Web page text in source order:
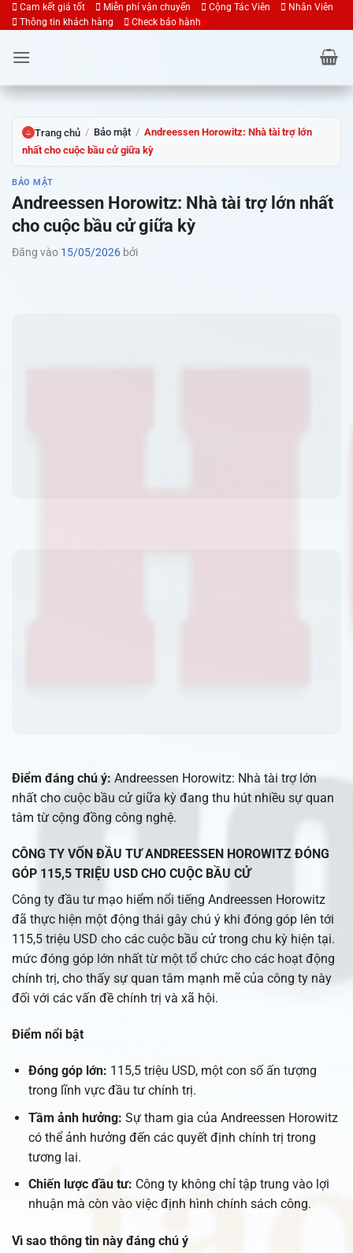
Bỏ
qua
nội
dung
Cam kết giá tốt Miễn phí vận chuyển Cộng Tác Viên
Nhân Viên
Thông tin khách hàng
Check bảo hành
⌂ Trang chủ / Bảo mật / Andreessen Horowitz: Nhà tài trợ lớn
nhất cho cuộc bầu cử giữa kỳ
BẢO MẬT
Andreessen Horowitz: Nhà tài trợ lớn nhất
cho cuộc bầu cử giữa kỳ
Đăng vào 15/05/2026 bởi
Điểm đáng chú ý: Andreessen Horowitz: Nhà tài trợ lớn
nhất cho cuộc bầu cử giữa kỳ đang thu hút nhiều sự quan
tâm từ cộng đồng công nghệ.
CÔNG TY VỐN ĐẦU TƯ ANDREESSEN HOROWITZ ĐÓNG
GÓP 115,5 TRIỆU USD CHO CUỘC BẦU CỬ
Công ty đầu tư mạo hiểm nổi tiếng Andreessen Horowitz
đã thực hiện một động thái gây chú ý khi đóng góp lên tới
115,5 triệu USD cho các cuộc bầu cử trong chu kỳ hiện tại.
mức đóng góp lớn nhất từ một tổ chức cho các hoạt động
chính trị, cho thấy sự quan tâm mạnh mẽ của công ty này
đối với các vấn đề chính trị và xã hội.
Điểm nổi bật
Đóng góp lớn: 115,5 triệu USD, một con số ấn tượng
trong lĩnh vực đầu tư chính trị.
Tầm ảnh hưởng: Sự tham gia của Andreessen Horowitz
có thể ảnh hưởng đến các quyết định chính trị trong
tương lai.
Chiến lược đầu tư: Công ty không chỉ tập trung vào lợi
nhuận mà còn vào việc định hình chính sách công.
Vì sao thông tin này đáng chú ý